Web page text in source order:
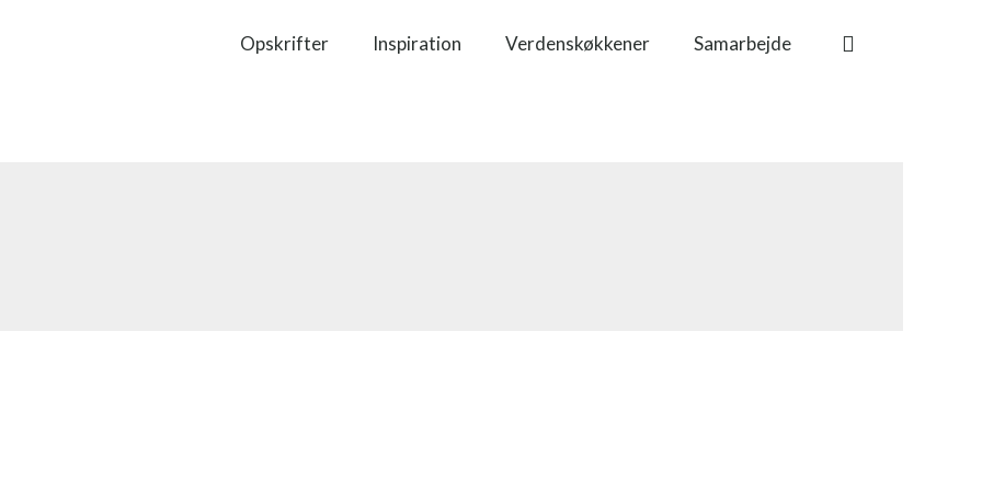
Opskrifter Inspiration Verdenskøkkener Samarbejde